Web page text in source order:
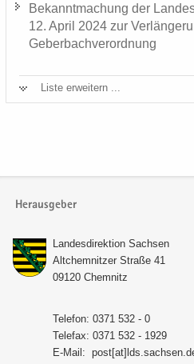
Be­kannt­ma­chung der
12. April 2024 zur
Ge­ber­bach­ver­ord­nung
Liste er­wei­tern ...
Herausgeber
Lan­des­di­rek­ti­on Sach­sen
Alt­chem­nit­zer Stra­ße 41
09120 Chem­nitz
Te­le­fon: 0371 532 - 0
Te­le­fax: 0371 532 - 1929
E-​Mail: